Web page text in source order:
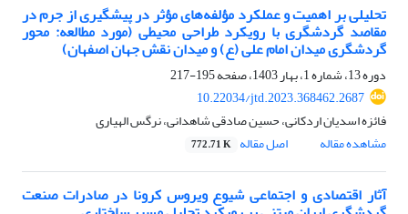
تحلیلی بر اهمیت و عملکرد مؤلفه‌های مؤثر در پیشگیری از جرم در
مقاصد گردشگری با رویکرد طراحی محیطی (مورد مطالعه: محور
گردشگری میدان امام علی (ع) و میدان نقش جهان اصفهان)
دوره 13، شماره 1، بهار 1403، صفحه
195-217
10.22034/jtd.2023.368462.2687
فائزه اسدیان اردکانی، حسین صادقی شاهدانی، نرگس الهیاری
مشاهده مقاله
اصل مقاله 772.71 K
آثار اقتصادی و اجتماعی شیوع ویروس کرونا در صادرات صنعت